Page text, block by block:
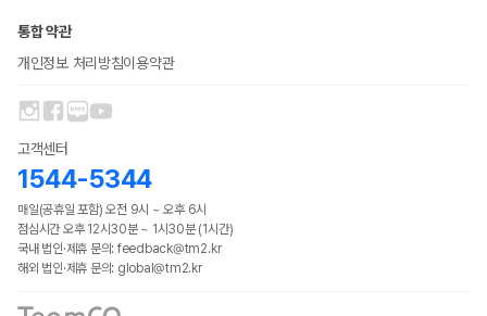
통합 약관
개인정보 처리방침이용약관
고객센터
1544-5344
매일(공휴일 포함) 오전 9시 ~ 오후 6시
점심시간 오후 12시30분 ~ 1시30분 (1시간)
국내 법인·제휴 문의: feedback@tm2.kr
해외 법인·제휴 문의: global@tm2.kr